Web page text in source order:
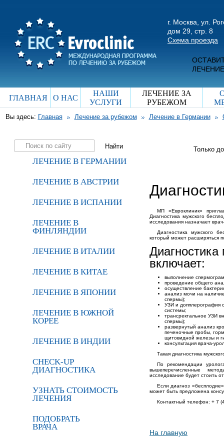
г. Москва, ул.
дом 29, стр. 8
Схема проезда
ГЛАВНАЯ О НАС
НАШИ
УСЛУГИ
ЛЕЧЕНИЕ ЗА
РУБЕЖОМ
Вы здесь: Главная Лечение за рубежом Лечение в Германии
ЛЕЧЕНИЕ В ГЕРМАНИИ
ЛЕЧЕНИЕ В АВСТРИИ
ЛЕЧЕНИЕ В ИСПАНИИ
ЛЕЧЕНИЕ В
ФИНЛЯНДИИ
ЛЕЧЕНИЕ В ИТАЛИИ
ЛЕЧЕНИЕ В КИТАЕ
ЛЕЧЕНИЕ В ЯПОНИИ
ЛЕЧЕНИЕ В ЮЖНОЙ
КОРЕЕ
ЛЕЧЕНИЕ В ИНДИИ
CHECK-UP
ДИАГНОСТИКА
УЗНАТЬ СТОИМОСТЬ
ЛЕЧЕНИЯ
ПОДОБРАТЬ
ВРАЧА
Только
МП «Евроклиник»
Диагностика мужского
исследования назначает
Диагностика мужского
который может расширяться
включает:
выполнение
проведение общего
осуществление
анализ мочи на
спермы);
УЗИ и допплерография
системы;
трансректальное УЗИ
спермы);
развернутый анализ
печеночные пробы,
щитовидной железы и
консультация врача-
Такая диагностика
По рекомендации
вышеперечисленные
исследование будет стоить
Если диагноз
может быть предложена
Контактный телефон: + 7
На главную